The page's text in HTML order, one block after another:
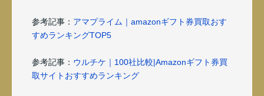
参考記事： アマプライム｜amazonギフト券買取おす
すめランキングTOP5
参考記事： ウルチケ｜100社比較|Amazonギフト券買
取サイトおすすめランキング